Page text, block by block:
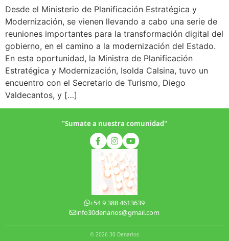
Desde el Ministerio de Planificación Estratégica y
Modernización, se vienen llevando a cabo una serie de
reuniones importantes para la transformación digital del
gobierno, en el camino a la modernización del Estado.
En esta oportunidad, la Ministra de Planificación
Estratégica y Modernización, Isolda Calsina, tuvo un
encuentro con el Secretario de Turismo, Diego
Valdecantos, y […]
"Sumate a nuestra comunidad"
+54 9 388 4613639
info30denarios@gmail.com
© 2026 30 Denarios